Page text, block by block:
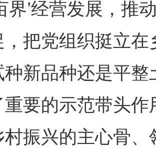
界’经营发展，推
，把党组织挺立在
种新品种还是平
重要的示范带头
村振兴的主心骨、